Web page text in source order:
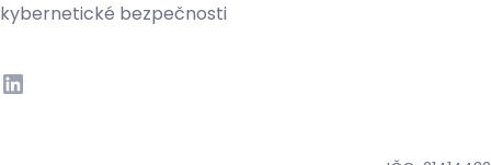
kybernetické bezpečnosti